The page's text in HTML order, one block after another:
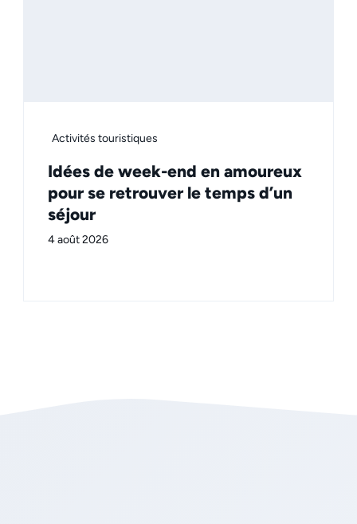
Activités touristiques
Idées de week-end en amoureux
pour se retrouver le temps d’un
séjour
4 août 2026